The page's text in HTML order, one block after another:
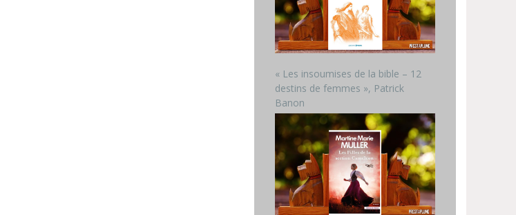
« Les insoumises de la bible – 12
destins de femmes », Patrick
Banon